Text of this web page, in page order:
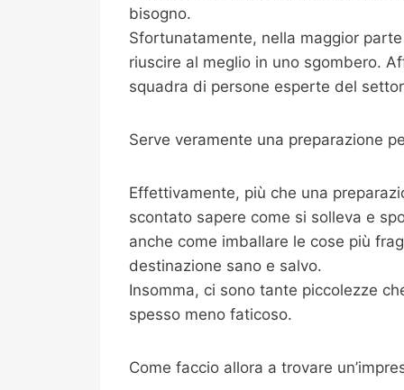
bisogno.
Sfortunatamente, nella maggior
riuscire al meglio in uno sgombero.
squadra di persone esperte del
Serve veramente una preparazione
Effettivamente, più che una
scontato sapere come si solleva e
anche come imballare le cose più
destinazione sano e salvo.
Insomma, ci sono tante piccolezze
spesso meno faticoso.
Come faccio allora a trovare